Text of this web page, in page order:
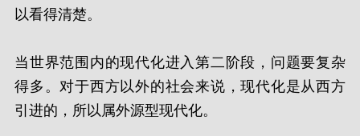
以看得清楚。
当世界范围内的现代化进入第二阶段，问题要复杂
得多。对于西方以外的社会来说，现代化是从西方
引进的，所以属外源型现代化。